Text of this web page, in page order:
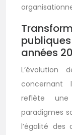
années
L’évolution
concernant
reflète une
paradigmes
l’égalité